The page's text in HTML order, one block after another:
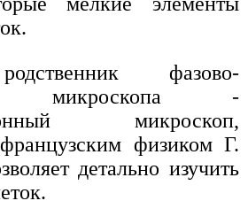
фазово-
микроскопа -
микроскоп,
физиком Г.
детально изучить